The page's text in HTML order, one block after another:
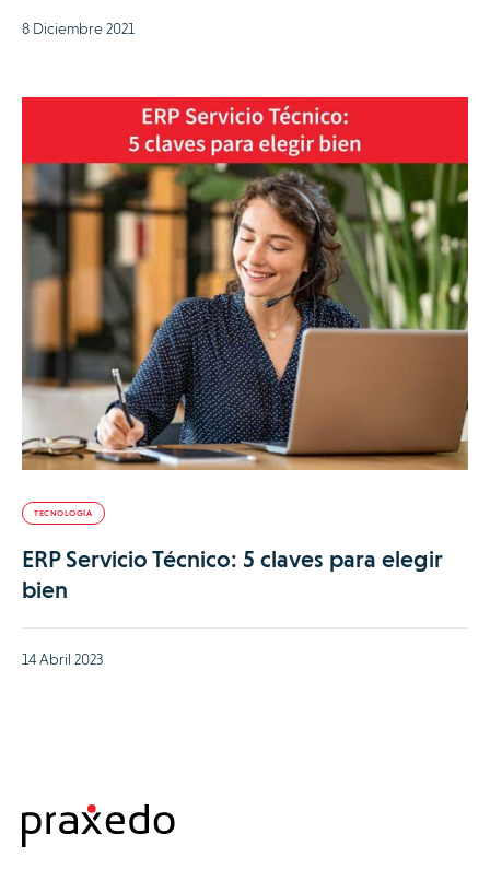
8 Diciembre 2021
TECNOLOGÍA
ERP Servicio Técnico: 5 claves para elegir
bien
14 Abril 2023